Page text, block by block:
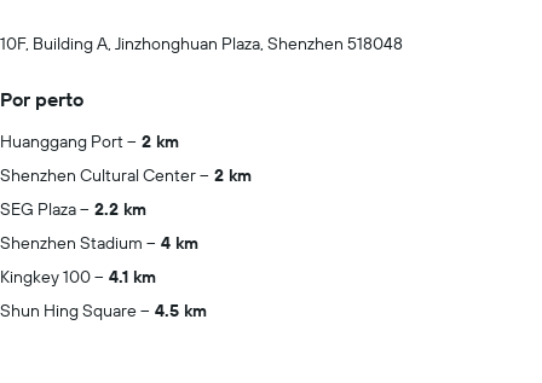
10F, Building A, Jinzhonghuan Plaza, Shenzhen 518048
Por perto
Huanggang Port
2 km
Shenzhen Cultural Center
2 km
SEG Plaza
2.2 km
Shenzhen Stadium
4 km
Kingkey 100
4.1 km
Shun Hing Square
4.5 km